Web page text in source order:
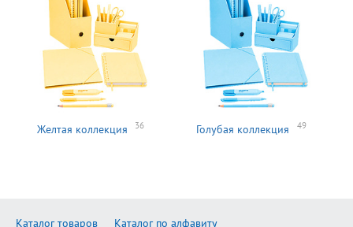
Желтая коллекция 36 Голубая коллекция 49
Каталог товаров Каталог по алфавиту